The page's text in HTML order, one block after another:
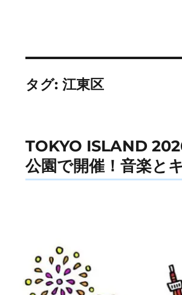
タグ: 江東区
TOKYO ISLAND
公園で開催！音楽と